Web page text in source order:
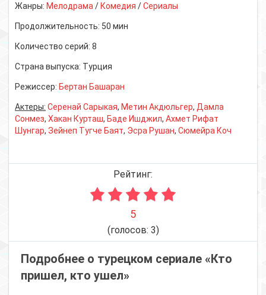
Жанры: Мелодрама / Комедия /Сериалы
Продолжительность: 50 мин
Количество серий: 8
Страна выпуска: Турция
Режиссер: Бертан Башаран
Актеры: Серенай Сарыкая, Метин Акдюльгер, Дамла
Сонмез, Хакан Курташ, Баде Ишджил, Ахмет Рифат
Шунгар, Зейнеп Тугче Баят, Эсра Рушан, Сюмейра Коч
Рейтинг:
5
(голосов: 3)
Подробнее о турецком сериале «Кто
пришел, кто ушел»